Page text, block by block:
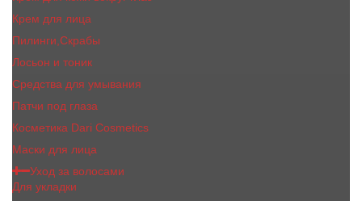
Крем для лица
Пилинги,Скрабы
Лосьон и тоник
Средства для умывания
Патчи под глаза
Косметика Dari Cosmetics
Маски для лица
Уход за волосами
Для укладки